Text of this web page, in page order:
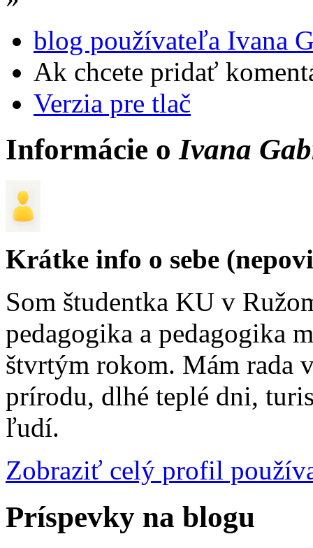
blog používateľa Ivana
Ak chcete pridať
Verzia pre tlač
Informácie oIvana
Krátke info o sebe
Som študentka KU v
pedagogika a pedagogika
štvrtým rokom. Mám rada
prírodu, dlhé teplé dni,
ľudí.
Zobraziť celý profil
Príspevky na blogu